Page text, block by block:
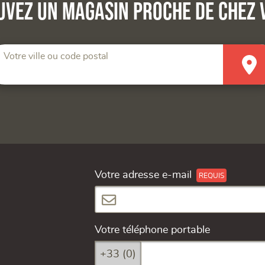
un magasin proche de chez
Votre ville ou code postal
Votre adresse e-mail
Votre téléphone portable
+33 (0)